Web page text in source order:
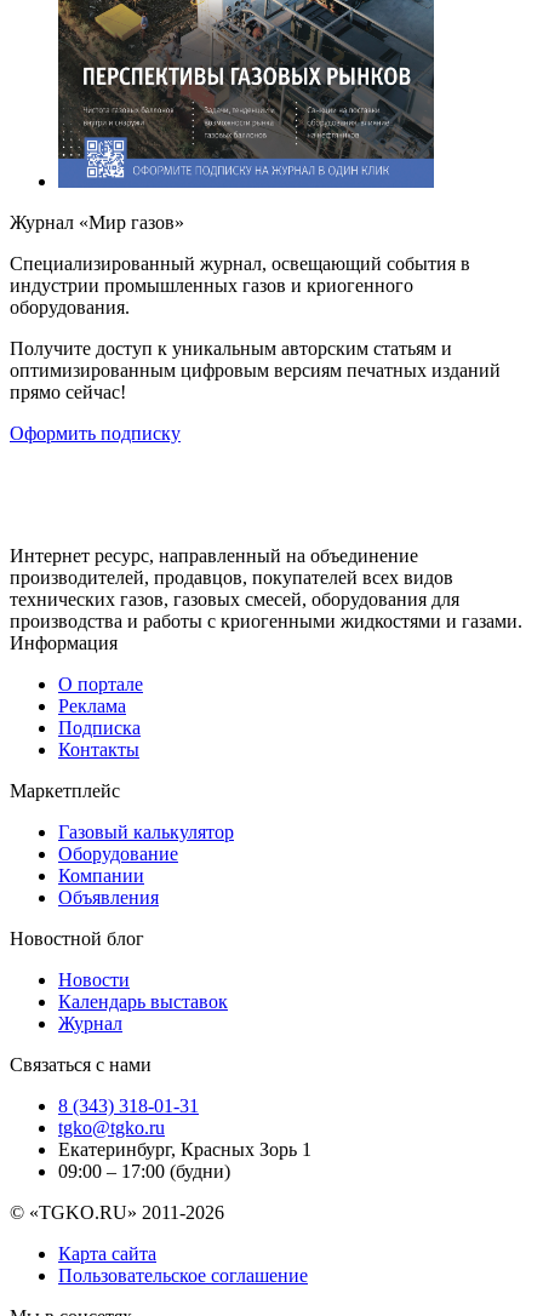
Журнал «Мир газов»
Cпециализированный журнал, освещающий события в
индустрии промышленных газов и криогенного
оборудования.
Получите доступ к уникальным авторским статьям и
оптимизированным цифровым версиям печатных изданий
прямо сейчас!
Оформить подписку
Интернет ресурс, направленный на объединение
производителей, продавцов, покупателей всех видов
технических газов, газовых смесей, оборудования для
производства и работы с криогенными жидкостями и газами.
Информация
О портале
Реклама
Подписка
Контакты
Маркетплейс
Газовый калькулятор
Оборудование
Компании
Объявления
Новостной блог
Новости
Календарь выставок
Журнал
Связаться с нами
8 (343) 318-01-31
tgko@tgko.ru
Екатеринбург, Красных Зорь 1
09:00 – 17:00 (будни)
© «TGKO.RU» 2011-2026
Карта сайта
Пользовательское соглашение